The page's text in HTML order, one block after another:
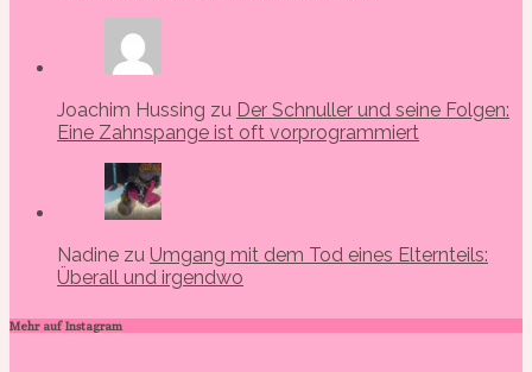
Joachim Hussing zu Der Schnuller und seine Folgen:
Eine Zahnspange ist oft vorprogrammiert
Nadine zu Umgang mit dem Tod eines Elternteils:
Überall und irgendwo
Mehr auf Instagram